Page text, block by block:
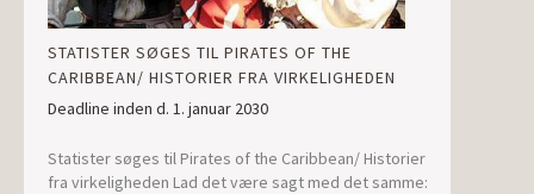
STATISTER SØGES TIL PIRATES OF THE
CARIBBEAN/ HISTORIER FRA VIRKELIGHEDEN
Deadline inden d. 1. januar 2030
Statister søges til Pirates of the Caribbean/ Historier
fra virkeligheden Lad det være sagt med det samme: